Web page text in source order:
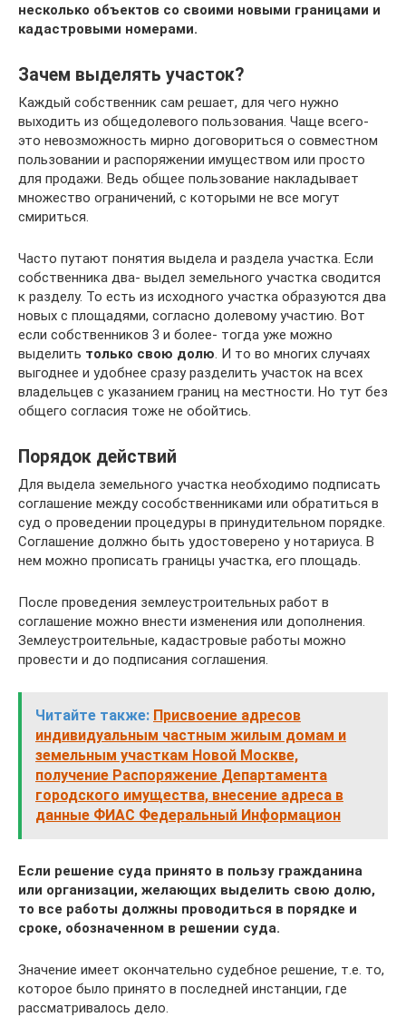
несколько объектов со своими новыми границами и
кадастровыми номерами.
Зачем выделять участок?
Каждый собственник сам решает, для чего нужно
выходить из общедолевого пользования. Чаще всего-
это невозможность мирно договориться о совместном
пользовании и распоряжении имуществом или просто
для продажи. Ведь общее пользование накладывает
множество ограничений, с которыми не все могут
смириться.
Часто путают понятия выдела и раздела участка. Если
собственника два- выдел земельного участка сводится
к разделу. То есть из исходного участка образуются два
новых с площадями, согласно долевому участию. Вот
если собственников 3 и более- тогда уже можно
выделить только свою долю. И то во многих случаях
выгоднее и удобнее сразу разделить участок на всех
владельцев с указанием границ на местности. Но тут без
общего согласия тоже не обойтись.
Порядок действий
Для выдела земельного участка необходимо подписать
соглашение между сособственниками или обратиться в
суд о проведении процедуры в принудительном порядке.
Соглашение должно быть удостоверено у нотариуса. В
нем можно прописать границы участка, его площадь.
После проведения землеустроительных работ в
соглашение можно внести изменения или дополнения.
Землеустроительные, кадастровые работы можно
провести и до подписания соглашения.
Читайте также: Присвоение адресов
индивидуальным частным жилым домам и
земельным участкам Новой Москве,
получение Распоряжение Департамента
городского имущества, внесение адреса в
данные ФИАС Федеральный Информацион
Если решение суда принято в пользу гражданина
или организации, желающих выделить свою долю,
то все работы должны проводиться в порядке и
сроке, обозначенном в решении суда.
Значение имеет окончательно судебное решение, т.е. то,
которое было принято в последней инстанции, где
рассматривалось дело.